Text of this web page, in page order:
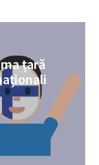
țară